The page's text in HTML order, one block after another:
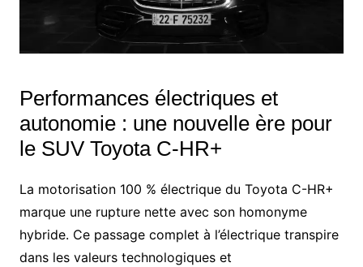
Performances électriques et
autonomie : une nouvelle ère pour
le SUV Toyota C-HR+
La motorisation 100 % électrique du Toyota C-HR+
marque une rupture nette avec son homonyme
hybride. Ce passage complet à l’électrique transpire
dans les valeurs technologiques et